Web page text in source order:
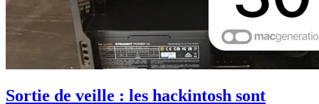
Sortie de veille : les hackintosh sont